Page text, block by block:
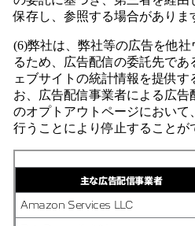
保存し、参照する場合がありま
(6)弊社は、弊社等の広告を他
るため、広告配信の委託先であ
ェブサイトの統計情報を提供
お、広告配信事業者による広
のオプトアウトページにおいて
行うことにより停止することが